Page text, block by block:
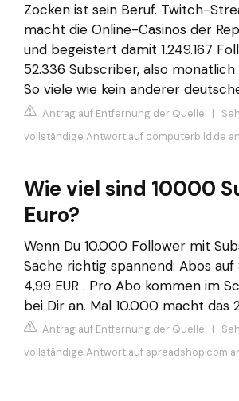
Zocken ist sein Beruf. Twitch-
macht die Online-Casinos der
und begeistert damit 1.249.167
52.336 Subscriber, also monatlich
So viele wie kein anderer
Antrag auf Entfernung der Quelle |
vollständige Antwort auf computerbild.de an
Wie viel sind 10000
Euro?
Wenn Du 10.000 Follower mit
Sache richtig spannend: Abos auf
4,99 EUR . Pro Abo kommen im
bei Dir an. Mal 10.000 macht das
Antrag auf Entfernung der Quelle |
vollständige Antwort auf spreadshop.com